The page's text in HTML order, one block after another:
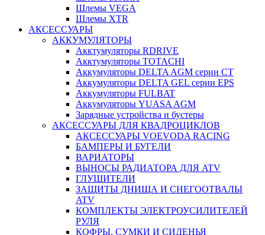
Шлемы VEGA
Шлемы XTR
АКСЕССУАРЫ
АККУМУЛЯТОРЫ
Акктумуляторы RDRIVE
Акктумуляторы TOTACHI
Аккумуляторы DELTA AGM серии CT
Аккумуляторы DELTA GEL серии EPS
Аккумуляторы FULBAT
Аккумуляторы YUASA AGM
Зарядные устройства и бустеры
АКСЕССУАРЫ ДЛЯ КВАДРОЦИКЛОВ
АКСЕССУАРЫ VOEVODA RACING
БАМПЕРЫ И БУГЕЛИ
ВАРИАТОРЫ
ВЫНОСЫ РАДИАТОРА ДЛЯ ATV
ГЛУШИТЕЛИ
ЗАЩИТЫ ДНИЩА И СНЕГООТВАЛЫ
ATV
КОМПЛЕКТЫ ЭЛЕКТРОУСИЛИТЕЛЕЙ
РУЛЯ
КОФРЫ, СУМКИ И СИДЕНЬЯ